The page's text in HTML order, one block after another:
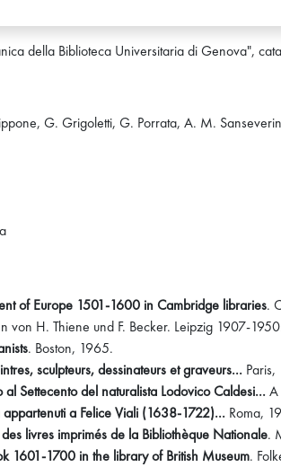
della Biblioteca Universitaria di Genova",
G. Grigoletti, G. Porrata, A. M.
of Europe 1501-1600 in Cambridge libraries.
von H. Thiene und F. Becker. Leipzig 1907-
. Boston, 1965.
sculpteurs, dessinateurs et graveurs...
Settecento del naturalista Lodovico Caldesi...A
a Felice Viali (1638-1722)... Roma,
livres imprimés de la Bibliothèque Nationale.
1601-1700 in the library of British Museum.